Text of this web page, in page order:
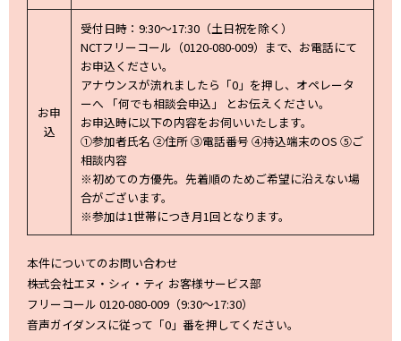
お申
込
受付日時：9:30～17:30（土日祝を除く）
NCTフリーコール（0120-080-009）まで、お電話にて
お申込ください。
アナウンスが流れましたら「0」を押し、オペレータ
ーへ 「何でも相談会申込」 とお伝えください。
お申込時に以下の内容をお伺いいたします。
①参加者氏名 ②住所 ③電話番号 ④持込端末のOS ⑤ご
相談内容
※初めての方優先。先着順のためご希望に沿えない場
合がございます。
※参加は1世帯につき月1回となります。
本件についてのお問い合わせ
株式会社エヌ・シィ・ティ お客様サービス部
フリーコール 0120-080-009（9:30～17:30）
音声ガイダンスに従って「0」番を押してください。